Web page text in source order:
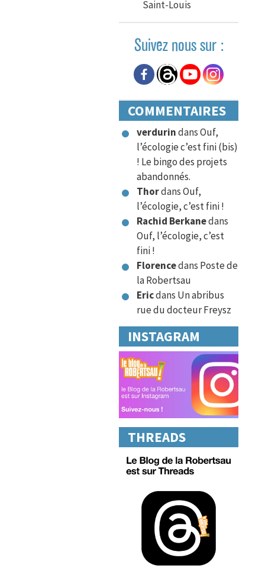
Saint-Louis
Suivez nous sur :
COMMENTAIRES
verdurindansOuf,
l’écologie c’est fini (bis)
! Le bingo des projets
abandonnés.
ThordansOuf,
l’écologie, c’est fini !
Rachid Berkanedans
Ouf, l’écologie, c’est
fini !
Florencedans Poste de
la Robertsau
Ericdans Un abribus
rue du docteur Freysz
INSTAGRAM
THREADS